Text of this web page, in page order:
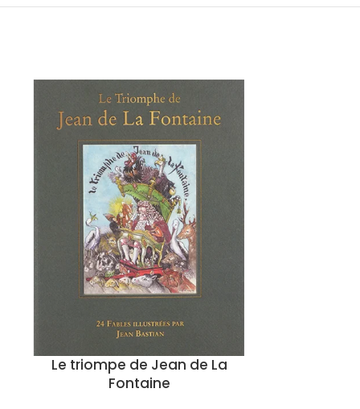
Le triompe de Jean de La
Fontaine